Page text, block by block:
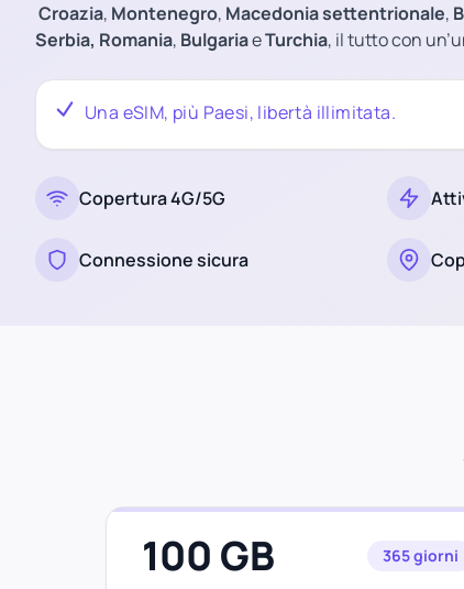
Croazia, Montenegro, Macedonia settentrionale,
Serbia, Romania, BulgariaeTurchia, il tutto con
Una eSIM, più Paesi, libertà illimitata.
Copertura 4G/5G
Connessione sicura
100 GB 365 giorni